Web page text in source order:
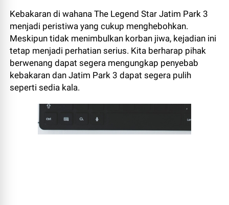
Kebakaran di wahana The Legend Star Jatim Park 3
menjadi peristiwa yang cukup menghebohkan.
Meskipun tidak menimbulkan korban jiwa, kejadian ini
tetap menjadi perhatian serius. Kita berharap pihak
berwenang dapat segera mengungkap penyebab
kebakaran dan Jatim Park 3 dapat segera pulih
seperti sedia kala.